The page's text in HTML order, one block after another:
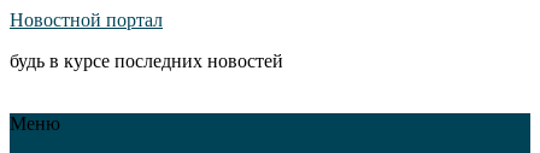
Новостной портал
будь в курсе последних новостей
Меню